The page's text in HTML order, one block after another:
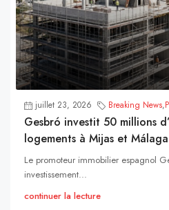
juillet 23, 2026 Breaking News,
Gesbró investit 50 millions
logements à Mijas et
Le promoteur immobilier espagnol
investissement...
continuer la lecture